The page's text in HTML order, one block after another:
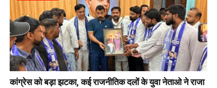
कांग्रेस को बड़ा झटका, कई राजनीतिक दलों के युवा नेताओ ने राजा